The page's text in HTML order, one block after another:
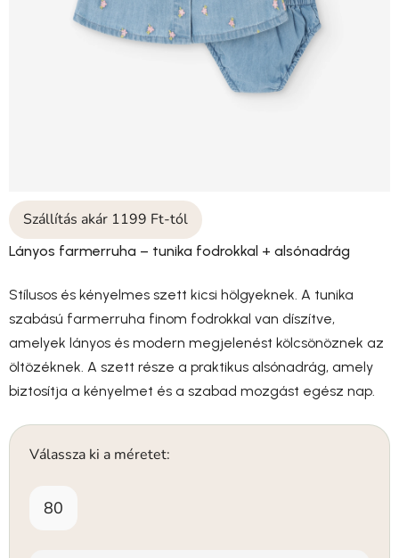
Szállítás akár 1199 Ft-tól
Lányos farmerruha – tunika fodrokkal + alsónadrág
Stílusos és kényelmes szett kicsi hölgyeknek. A tunika
szabású farmerruha finom fodrokkal van díszítve,
amelyek lányos és modern megjelenést kölcsönöznek az
öltözéknek. A szett része a praktikus alsónadrág, amely
biztosítja a kényelmet és a szabad mozgást egész nap.
Válassza ki a méretet:
80